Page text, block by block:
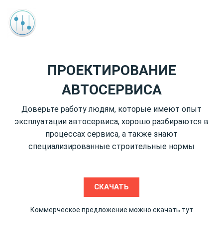
ПРОЕКТИРОВАНИЕ
АВТОСЕРВИСА
Доверьте работу людям, которые имеют опыт
эксплуатации автосервиса, хорошо разбираются в
процессах сервиса, а также знают
специализированные строительные нормы
СКАЧАТЬ
Коммерческое предложение можно скачать тут